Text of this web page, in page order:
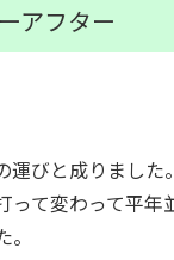
アフター
びと成りました。
って変わって平年